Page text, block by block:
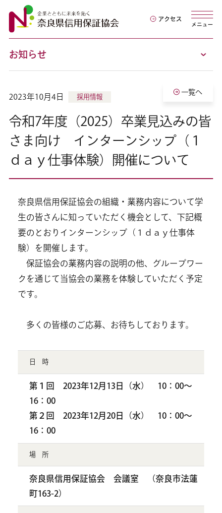
アクセス
メニュー
お知らせ
一覧へ
2023年10月4日 採用情報
令和7年度（2025）卒業見込みの皆
さま向け インターンシップ（１
ｄａｙ仕事体験）開催について
奈良県信用保証協会の組織・業務内容について学
生の皆さんに知っていただく機会として、下記概
要のとおりインターンシップ（１ｄａｙ仕事体
験）を開催します。
保証協会の業務内容の説明の他、グループワー
クを通じて当協会の業務を体験していただく予定
です。
多くの皆様のご応募、お待ちしております。
日 時
第１回 2023年12月13日（水） 10：00～
16：00
第２回 2023年12月20日（水） 10：00～
16：00
場 所
奈良県信用保証協会 会議室 （奈良市法蓮
町163-2）